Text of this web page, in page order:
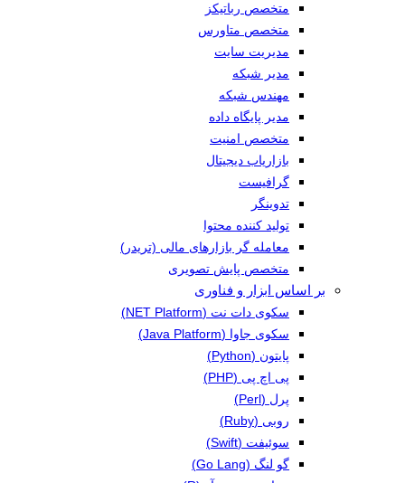
متخصص رباتیکز
متخصص متاورس
مدیریت سایت
مدیر شبکه
مهندس شبکه
مدیر پایگاه داده
متخصص امنیت
بازاریاب دیجیتال
گرافیست
تدوینگر
تولید کننده محتوا
معامله گر بازارهای مالی (تریدر)
متخصص پایش تصویری
بر اساس ابزار و فناوری
سکوی دات نت (NET Platform)
سکوی جاوا (Java Platform)
پایتون (Python)
پی اچ پی (PHP)
پرل (Perl)
روبی (Ruby)
سوئیفت (Swift)
گو لنگ (Go Lang)